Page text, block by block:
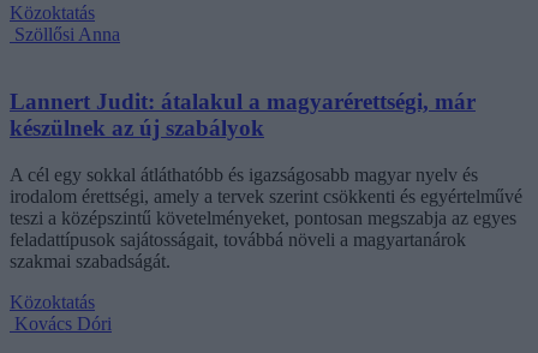
Közoktatás
Szöllősi Anna
Lannert Judit: átalakul a magyarérettségi, már
készülnek az új szabályok
A cél egy sokkal átláthatóbb és igazságosabb magyar nyelv és
irodalom érettségi, amely a tervek szerint csökkenti és egyértelművé
teszi a középszintű követelményeket, pontosan megszabja az egyes
feladattípusok sajátosságait, továbbá növeli a magyartanárok
szakmai szabadságát.
Közoktatás
Kovács Dóri